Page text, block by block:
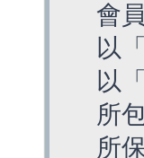
會
以
以
所
所